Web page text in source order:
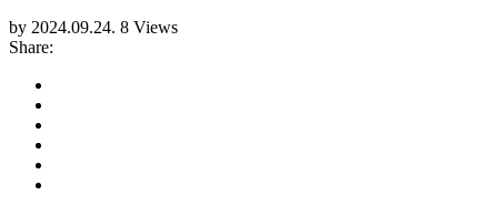
by 2024.09.24. 8 Views
Share: